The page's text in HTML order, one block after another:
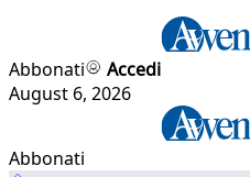
Abbonati
Accedi
August 6, 2026
Abbonati